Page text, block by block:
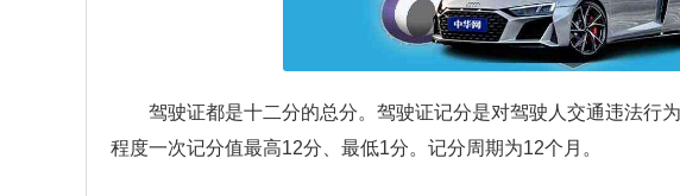
驾驶证都是十二分的总分。驾驶证记分是对驾驶人交通违法行
程度一次记分值最高12分、最低1分。记分周期为12个月。